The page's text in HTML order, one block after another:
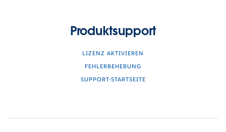
Produktsupport
LIZENZ AKTIVIEREN
FEHLERBEHEBUNG
SUPPORT-STARTSEITE